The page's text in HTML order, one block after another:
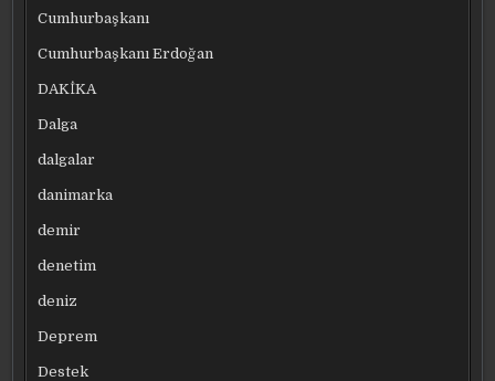
Cumhurbaşkanı
Cumhurbaşkanı Erdoğan
DAKİKA
Dalga
dalgalar
danimarka
demir
denetim
deniz
Deprem
Destek